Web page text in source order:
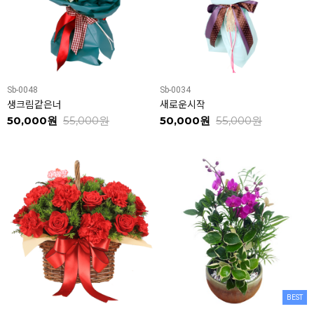
Sb-0048
생크림같은너
50,000원 55,000원
Sb-0034
새로운시작
50,000원 55,000원
BEST